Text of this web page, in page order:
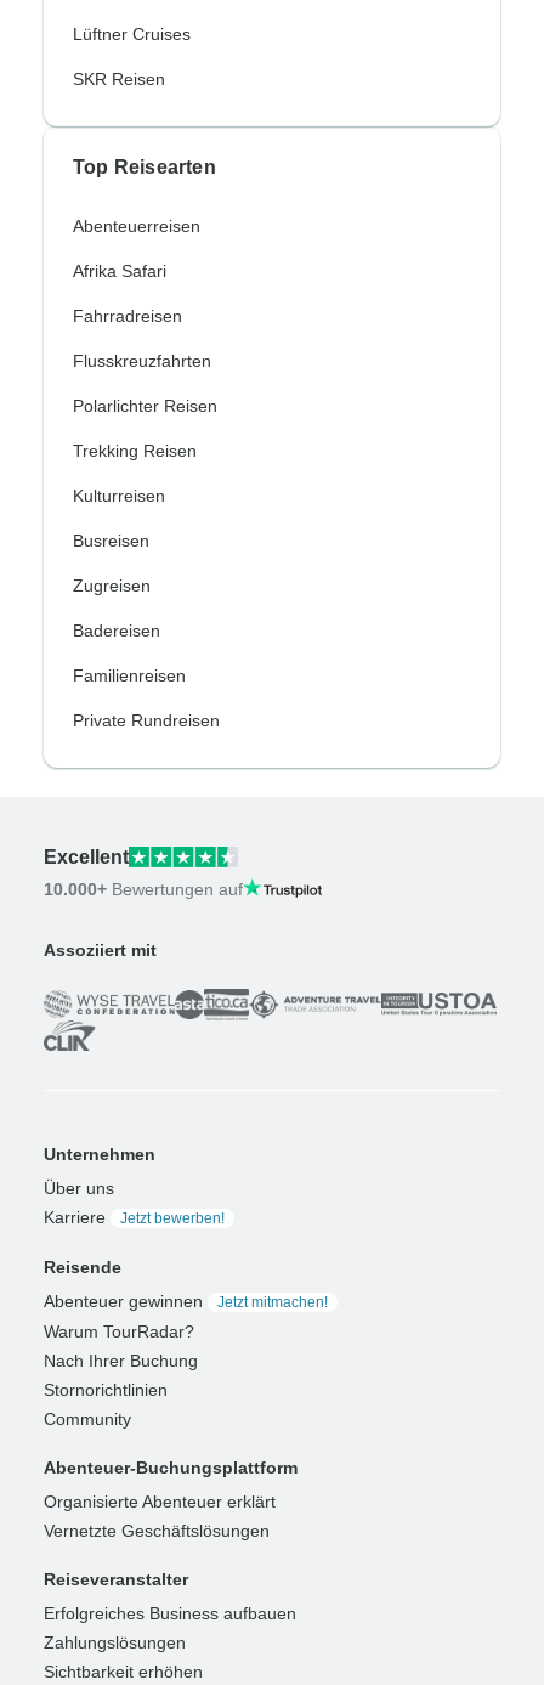
Lüftner Cruises
SKR Reisen
Top Reisearten
Abenteuerreisen
Afrika Safari
Fahrradreisen
Flusskreuzfahrten
Polarlichter Reisen
Trekking Reisen
Kulturreisen
Busreisen
Zugreisen
Badereisen
Familienreisen
Private Rundreisen
Excellent
10.000+ Bewertungen auf
Assoziiert mit
Unternehmen
Über uns
Karriere
Jetzt bewerben!
Reisende
Abenteuer gewinnen
Jetzt mitmachen!
Warum TourRadar?
Nach Ihrer Buchung
Stornorichtlinien
Community
Abenteuer-Buchungsplattform
Organisierte Abenteuer erklärt
Vernetzte Geschäftslösungen
Reiseveranstalter
Erfolgreiches Business aufbauen
Zahlungslösungen
Sichtbarkeit erhöhen